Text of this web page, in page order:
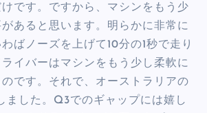
です。ですから、マシンをもう少
あると思います。明らかに非常に
ばノーズを上げて10分の1秒で走り
イバーはマシンをもう少し柔軟に
です。それで、オーストラリアの
ました。Q3でのギャップには嬉し